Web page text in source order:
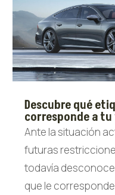
Descubre qué
corresponde a
Ante la situación
futuras
todavía
que le